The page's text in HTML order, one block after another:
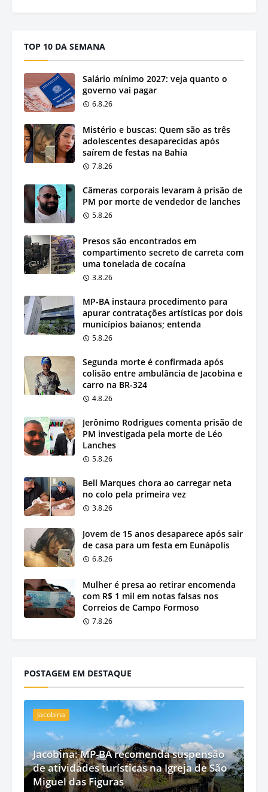
TOP 10 DA SEMANA
Salário mínimo 2027: veja quanto o
governo vai pagar
6.8.26
Mistério e buscas: Quem são as três
adolescentes desaparecidas após
saírem de festas na Bahia
7.8.26
Câmeras corporais levaram à prisão de
PM por morte de vendedor de lanches
5.8.26
Presos são encontrados em
compartimento secreto de carreta com
uma tonelada de cocaína
3.8.26
MP-BA instaura procedimento para
apurar contratações artísticas por dois
municípios baianos; entenda
5.8.26
Segunda morte é confirmada após
colisão entre ambulância de Jacobina e
carro na BR-324
4.8.26
Jerônimo Rodrigues comenta prisão de
PM investigada pela morte de Léo
Lanches
5.8.26
Bell Marques chora ao carregar neta
no colo pela primeira vez
3.8.26
Jovem de 15 anos desaparece após sair
de casa para um festa em Eunápolis
6.8.26
Mulher é presa ao retirar encomenda
com R$ 1 mil em notas falsas nos
Correios de Campo Formoso
7.8.26
POSTAGEM EM DESTAQUE
Jacobina
Jacobina: MP-BA recomenda suspensão
de atividades turísticas na Igreja de São
Miguel das Figuras